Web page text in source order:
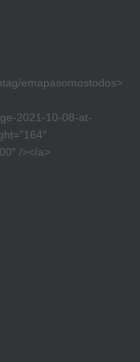
emapasomostodos>
2021-10-08-at-
/></a>